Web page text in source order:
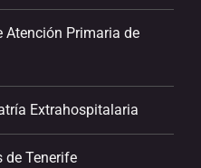
Atención Primaria de
Extrahospitalaria
de Tenerife